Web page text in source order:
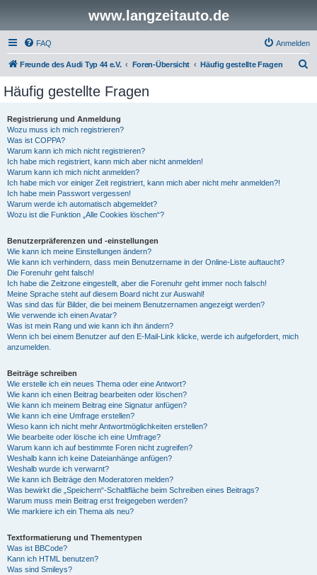
www.langzeitauto.de
FAQ Anmelden
Freunde des Audi Typ 44 e.V. Foren-Übersicht Häufig gestellte Fragen
Häufig gestellte Fragen
Registrierung und Anmeldung
Wozu muss ich mich registrieren?
Was ist COPPA?
Warum kann ich mich nicht registrieren?
Ich habe mich registriert, kann mich aber nicht anmelden!
Warum kann ich mich nicht anmelden?
Ich habe mich vor einiger Zeit registriert, kann mich aber nicht mehr anmelden?!
Ich habe mein Passwort vergessen!
Warum werde ich automatisch abgemeldet?
Wozu ist die Funktion „Alle Cookies löschen“?
Benutzerpräferenzen und -einstellungen
Wie kann ich meine Einstellungen ändern?
Wie kann ich verhindern, dass mein Benutzername in der Online-Liste auftaucht?
Die Forenuhr geht falsch!
Ich habe die Zeitzone eingestellt, aber die Forenuhr geht immer noch falsch!
Meine Sprache steht auf diesem Board nicht zur Auswahl!
Was sind das für Bilder, die bei meinem Benutzernamen angezeigt werden?
Wie verwende ich einen Avatar?
Was ist mein Rang und wie kann ich ihn ändern?
Wenn ich bei einem Benutzer auf den E-Mail-Link klicke, werde ich aufgefordert, mich
anzumelden.
Beiträge schreiben
Wie erstelle ich ein neues Thema oder eine Antwort?
Wie kann ich einen Beitrag bearbeiten oder löschen?
Wie kann ich meinem Beitrag eine Signatur anfügen?
Wie kann ich eine Umfrage erstellen?
Wieso kann ich nicht mehr Antwortmöglichkeiten erstellen?
Wie bearbeite oder lösche ich eine Umfrage?
Warum kann ich auf bestimmte Foren nicht zugreifen?
Weshalb kann ich keine Dateianhänge anfügen?
Weshalb wurde ich verwarnt?
Wie kann ich Beiträge den Moderatoren melden?
Was bewirkt die „Speichern“-Schaltfläche beim Schreiben eines Beitrags?
Warum muss mein Beitrag erst freigegeben werden?
Wie markiere ich ein Thema als neu?
Textformatierung und Thementypen
Was ist BBCode?
Kann ich HTML benutzen?
Was sind Smileys?